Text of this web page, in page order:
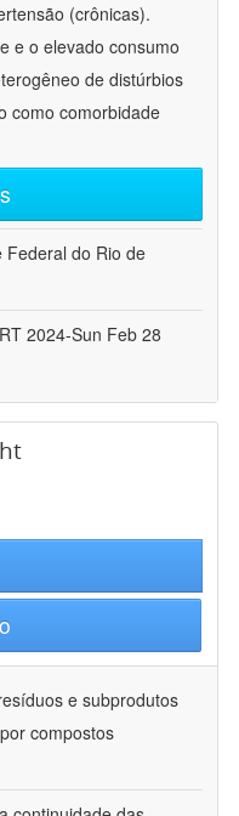
(crônicas).
e o elevado consumo
de distúrbios
como comorbidade
Federal do Rio de
2024-Sun Feb 28
e subprodutos
compostos